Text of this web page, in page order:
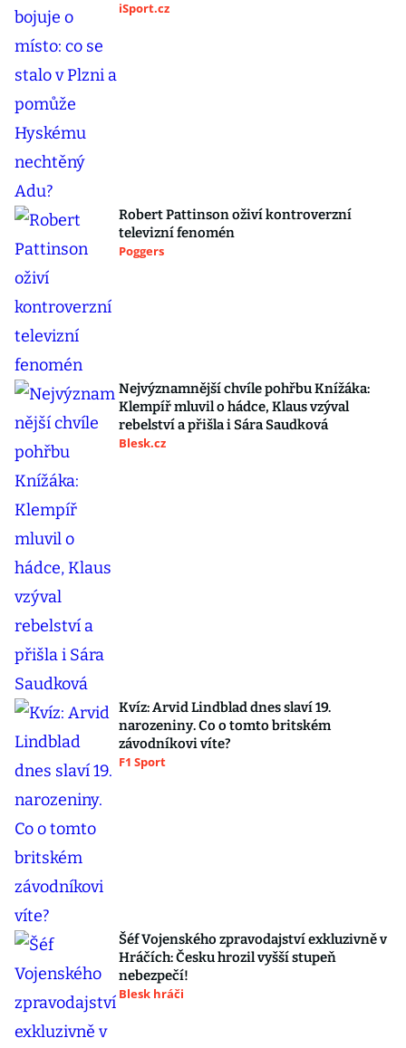
iSport.cz
Robert Pattinson oživí kontroverzní
televizní fenomén
Poggers
Nejvýznamnější chvíle pohřbu Knížáka:
Klempíř mluvil o hádce, Klaus vzýval
rebelství a přišla i Sára Saudková
Blesk.cz
Kvíz: Arvid Lindblad dnes slaví 19.
narozeniny. Co o tomto britském
závodníkovi víte?
F1 Sport
Šéf Vojenského zpravodajství exkluzivně v
Hráčích: Česku hrozil vyšší stupeň
nebezpečí!
Blesk hráči